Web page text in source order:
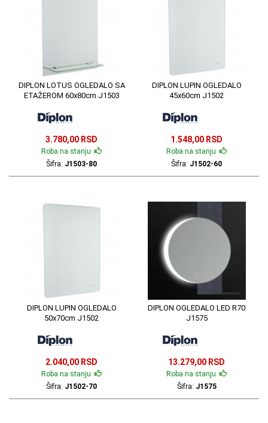
DIPLON LOTUS OGLEDALO SA
ETAŽEROM 60x80cm J1503
3.780,00 RSD
Roba na stanju
Šifra: J1503-80
DIPLON LUPIN OGLEDALO
45x60cm J1502
1.548,00 RSD
Roba na stanju
Šifra: J1502-60
DIPLON LUPIN OGLEDALO
50x70cm J1502
2.040,00 RSD
Roba na stanju
Šifra: J1502-70
DIPLON OGLEDALO LED R70
J1575
13.279,00 RSD
Roba na stanju
Šifra: J1575